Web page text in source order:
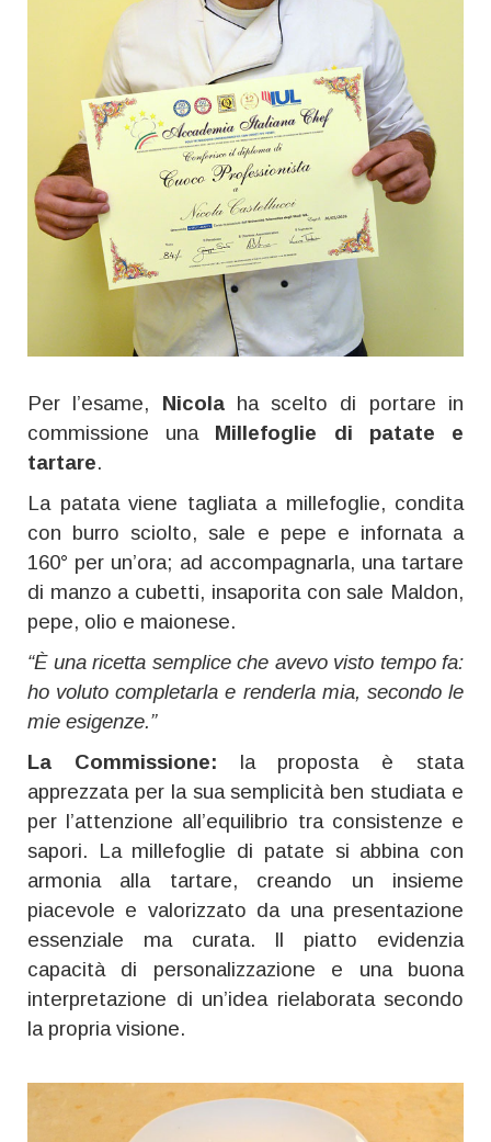
Per l’esame, Nicolaha scelto di portare in
commissione una Millefoglie di patate e
tartare.
La patata viene tagliata a millefoglie, condita
con burro sciolto, sale e pepe e infornata a
160° per un’ora; ad accompagnarla, una tartare
di manzo a cubetti, insaporita con sale Maldon,
pepe, olio e maionese.
“È una ricetta semplice che avevo visto tempo fa:
ho voluto completarla e renderla mia, secondo le
mie esigenze.”
La Commissione: la proposta è stata
apprezzata per la sua semplicità ben studiata e
per l’attenzione all’equilibrio tra consistenze e
sapori. La millefoglie di patate si abbina con
armonia alla tartare, creando un insieme
piacevole e valorizzato da una presentazione
essenziale ma curata. Il piatto evidenzia
capacità di personalizzazione e una buona
interpretazione di un’idea rielaborata secondo
la propria visione.